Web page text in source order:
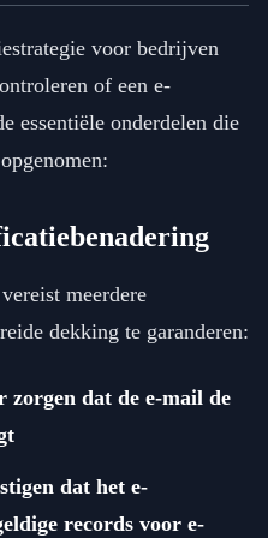
voor bedrijven
of een e-
essentiële onderdelen die
meerdere
dekking te garanderen:
dat de e-mail de
dat het e-
records voor e-